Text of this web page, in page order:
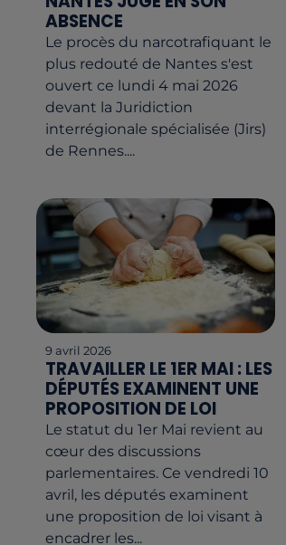
ABSENCE
Le procès du narcotrafiquant le
plus redouté de Nantes s'est
ouvert ce lundi 4 mai 2026
devant la Juridiction
interrégionale spécialisée (Jirs)
de Rennes....
9 avril 2026
TRAVAILLER LE 1ER MAI : LES
DÉPUTÉS EXAMINENT UNE
PROPOSITION DE LOI
Le statut du 1er Mai revient au
cœur des discussions
parlementaires. Ce vendredi 10
avril, les députés examinent
une proposition de loi visant à
encadrer les...